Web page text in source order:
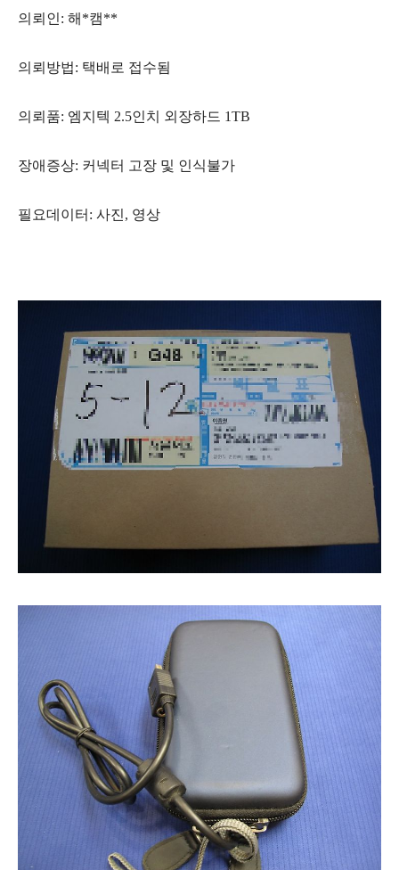
의뢰인: 해*캠**
의뢰방법: 택배로 접수됨
의뢰품: 엠지텍 2.5인치 외장하드 1TB
장애증상: 커넥터 고장 및 인식불가
필요데이터: 사진, 영상